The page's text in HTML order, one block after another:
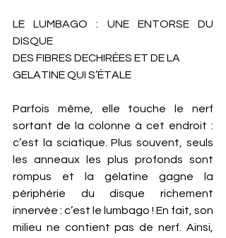
LE LUMBAGO : UNE ENTORSE DU
DISQUE
DES FIBRES DECHIRÉES ET DE LA
GELATINE QUI S’ÉTALE
Parfois même, elle touche le nerf
sortant de la colonne à cet endroit :
c’est la sciatique. Plus souvent, seuls
les anneaux les plus profonds sont
rompus et la gélatine gagne la
périphérie du disque richement
innervée : c’est le lumbago ! En fait, son
milieu ne contient pas de nerf. Ainsi,